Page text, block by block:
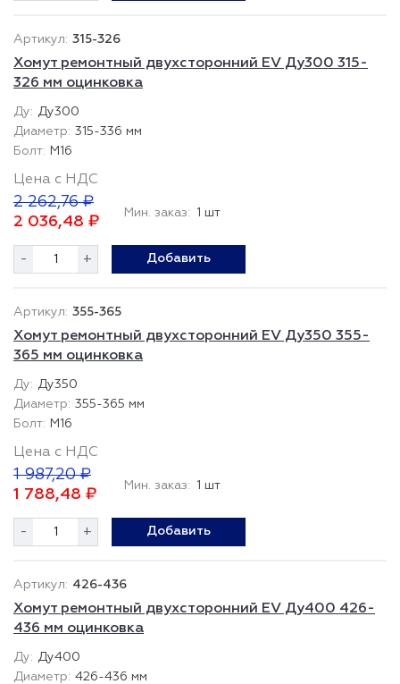
315-326
Хомут ремонтный двухсторонний EV Ду300 315-
326 мм оцинковка
Ду300
315-336 мм
М16
Цена с НДС
2 262,76 ₽
2 036,48 ₽
Мин. заказ: 1 шт
- + Добавить
355-365
Хомут ремонтный двухсторонний EV Ду350 355-
365 мм оцинковка
Ду350
355-365 мм
М16
Цена с НДС
1 987,20 ₽
1 788,48 ₽
Мин. заказ: 1 шт
- + Добавить
426-436
Хомут ремонтный двухсторонний EV Ду400 426-
436 мм оцинковка
Ду400
426-436 мм